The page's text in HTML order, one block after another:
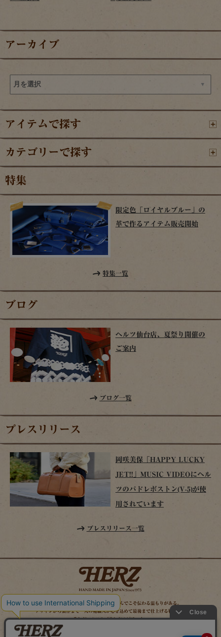
アーカイブ
アイテムで探す
カテゴリーで探す
特集
限定色「ロイヤルブルー」の
革で作るアイテム販売開始
特集一覧
ブログ
ヘルツ仙台店、夏祭り開催の
ご案内
ブログ一覧
プレスリリース
岡咲美保「HAPPY LUCKY
JET!!」MUSIC VIDEOにヘル
ツのパドレボストン(V-5)が使
用されています
プレスリリース一覧
時を経てこそ解る味わいがある。使い込んでこそ伝わる温もりがある。
デザインから製作まで一人の鞄職人が心を込めて最後まで仕上げる鞄作り。
それがヘルツのブランドスピリット。